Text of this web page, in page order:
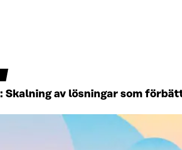
Skalning av lösningar som